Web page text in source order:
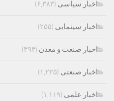
اخبار سیاسی (۶,۳۸۳)
اخبار سینمایی (۲۵۵)
اخبار صنعت و معدن (۴۹۴)
اخبار صنعتی (۱,۲۲۵)
اخبار علمی (۱,۱۱۹)